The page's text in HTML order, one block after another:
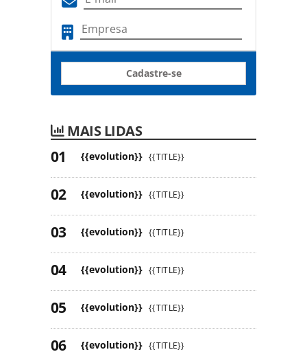
Cadastre-se
MAIS LIDAS
{{evolution}} {{TITLE}}
{{evolution}} {{TITLE}}
{{evolution}} {{TITLE}}
{{evolution}} {{TITLE}}
{{evolution}} {{TITLE}}
{{evolution}} {{TITLE}}